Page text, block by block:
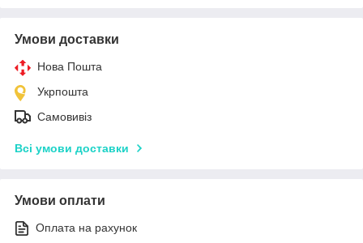
Умови доставки
Нова Пошта
Укрпошта
Самовивіз
Всі умови доставки
Умови оплати
Оплата на рахунок